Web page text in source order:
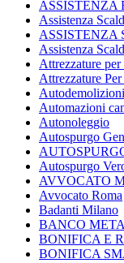
ASSISTENZA
Assistenza
Assistenza
Attrezzature
Attrezzature
Autodemolizioni
Automazioni
Autonoleggio
Autospurgo
Autospurgo
AVVOCATO
Avvocato Roma
Badanti Milano
BANCO
BONIFICA E
BONIFICA